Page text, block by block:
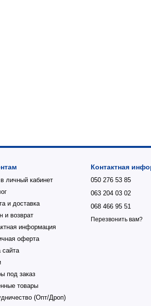
личный кабинет
и доставка
и возврат
информация
оферта
сайта
под заказ
товары
(Опт/Дроп)
Контактная
050 276 53 85
063 204 03 02
068 466 95 51
Перезвонить вам?